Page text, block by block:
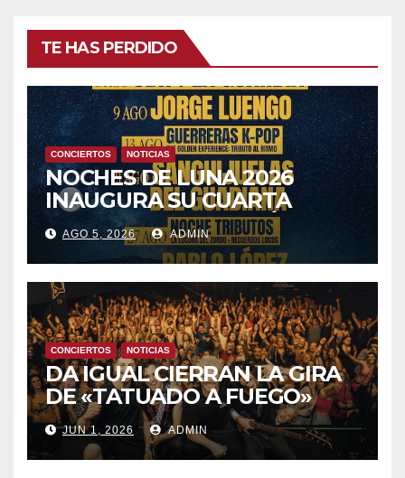
TE HAS PERDIDO
CONCIERTOS NOTICIAS
NOCHES DE LUNA 2026
INAUGURA SU CUARTA
TEMPORADA ESTE SÁBADO
8 CON OBK Y LA GUARDIA
AGO 5, 2026 ADMIN
CONCIERTOS NOTICIAS
DA IGUAL CIERRAN LA GIRA
DE «TATUADO A FUEGO»
CON UN LLENO EN LA SALA
DEL MOVISTAR ARENA DE
MADRID
JUN 1, 2026 ADMIN